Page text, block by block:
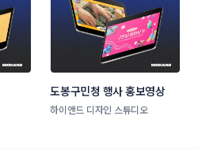
도봉구민청 행사 홍보영상
하이앤드 디자인 스튜디오